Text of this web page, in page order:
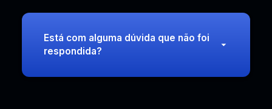
Está com alguma dúvida que não foi
respondida?